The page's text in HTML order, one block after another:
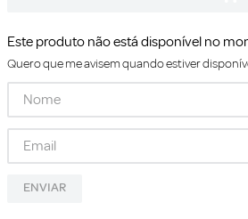
Este produto não está disponível no
Quero que me avisem quando estiver
ENVIAR